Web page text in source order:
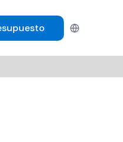
Español